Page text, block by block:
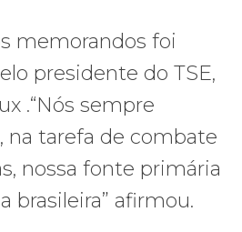
memorandos foi
presidente do TSE,
.“Nós sempre
na tarefa de combate
nossa fonte primária
brasileira” afirmou.